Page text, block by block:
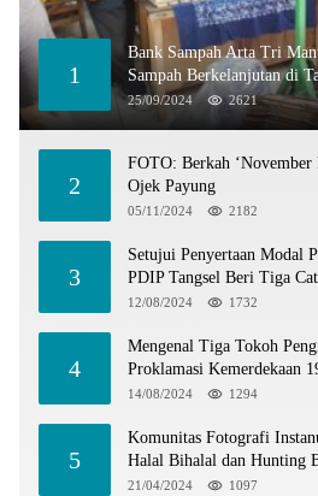
1
Bank Sampah Arta Tri
Sampah Berkelanjutan di
25/09/2024 2621
2
FOTO: Berkah ‘November
Ojek Payung
05/11/2024 2182
3
Setujui Penyertaan Modal
PDIP Tangsel Beri Tiga
12/08/2024 1732
4
Mengenal Tiga Tokoh
Proklamasi Kemerdekaan
14/08/2024 1294
5
Komunitas Fotografi
Halal Bihalal dan Hunting
21/04/2024 1097